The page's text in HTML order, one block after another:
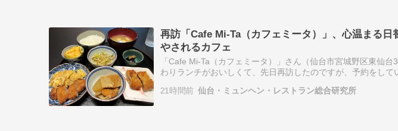
再訪「Cafe Mi-Ta（カフェミータ）」、心温まる日
やされるカフェ
「Cafe Mi-Ta（カフェミータ）」さん（仙台市宮城野区東仙
わりランチがおいしくて、先日再訪したのですが、予約をして
21時間前 仙台・ミュンヘン・レストラン総合研究所